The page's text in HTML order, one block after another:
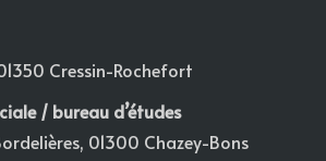
Cressin-Rochefort
/ bureau d’études
01300 Chazey-Bons